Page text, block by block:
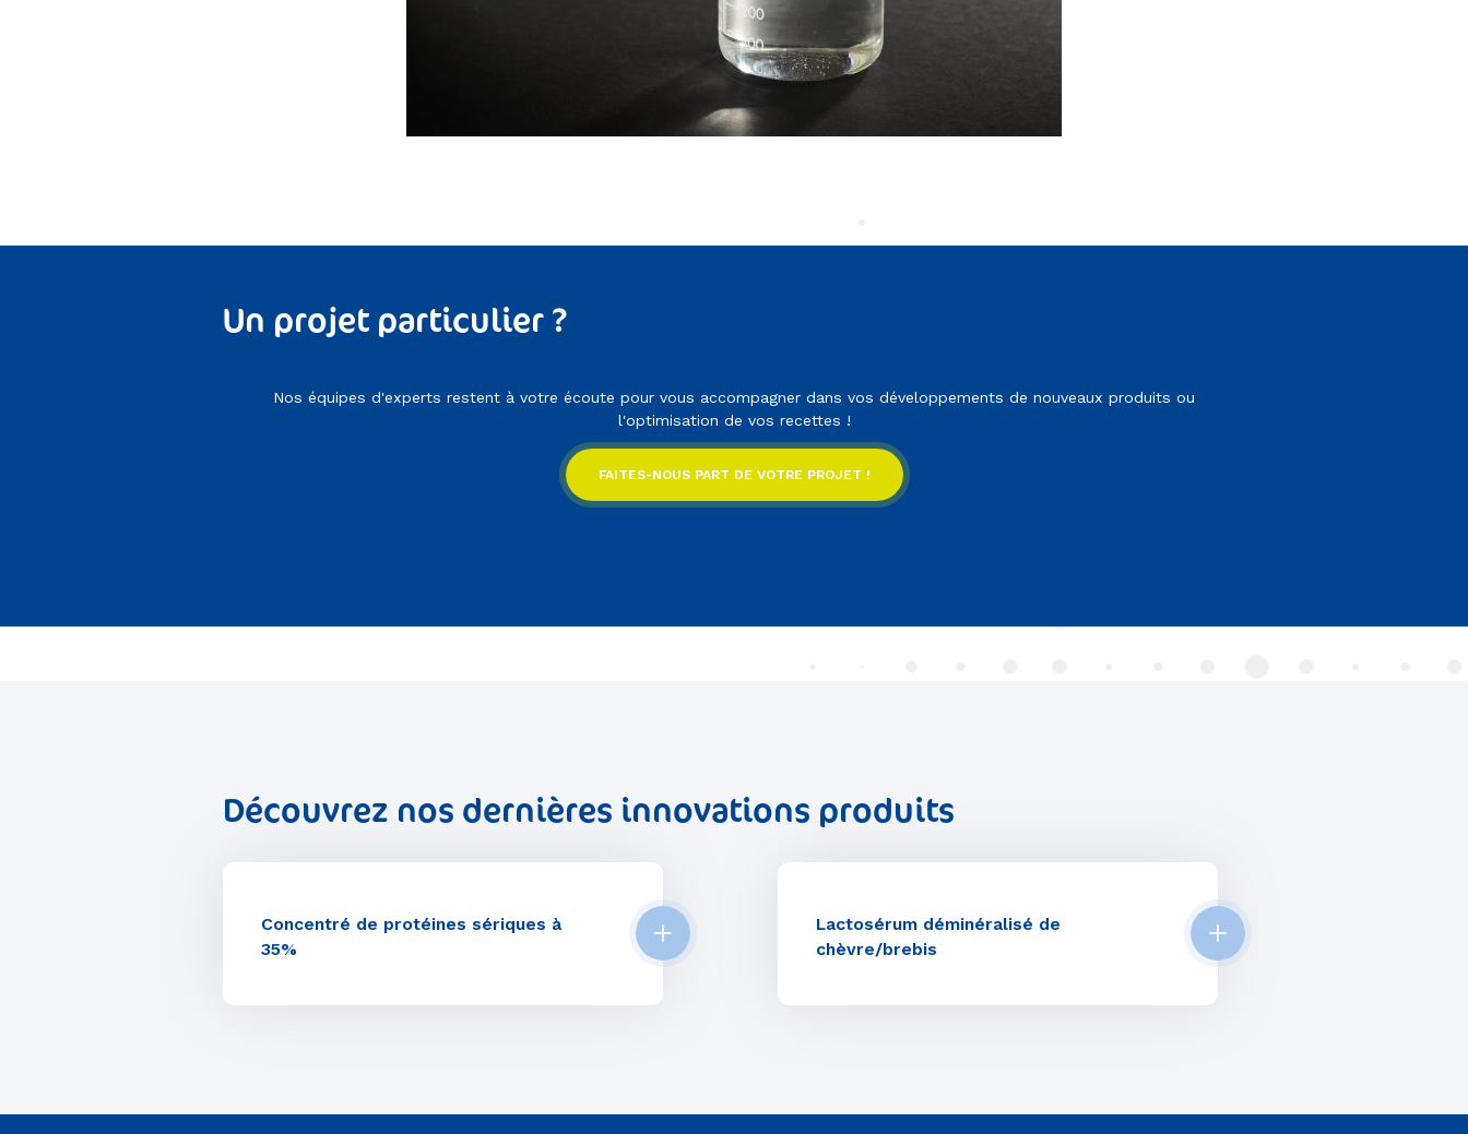
Un projet particulier ?
Nos équipes d'experts restent à votre écoute pour vous accompagner dans vos développements de nouveaux produits ou
l'optimisation de vos recettes !
FAITES-NOUS PART DE VOTRE PROJET !
Découvrez nos dernières innovations produits
Concentré de protéines sériques à
35%
Lactosérum déminéralisé de
chèvre/brebis